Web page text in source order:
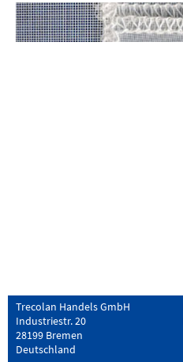
Trecolan Handels GmbH
Industriestr. 20
28199 Bremen
Deutschland